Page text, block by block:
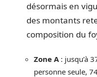
désormais en
des montants
composition du
Zone A : jusqu’à
personne seule,